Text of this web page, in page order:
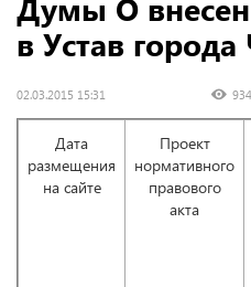
в Устав
02.03.2015 15:31 934
Дата
размещения
на сайте
Проект
нормативного
правового
акта